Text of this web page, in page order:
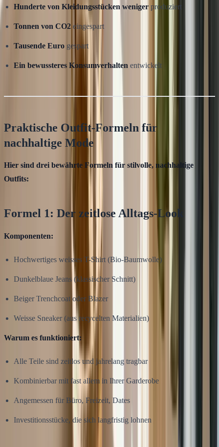
Hunderte von Kleidungsstücken weniger produziert
Tonnen von CO2 eingespart
Tausende Euro gespart
Ein bewussteres Konsumverhalten entwickelt
Praktische Outfit-Formeln für
nachhaltige Mode
Hier sind drei bewährte Formeln für stilvolle, nachhaltige
Outfits:
Formel 1: Der zeitlose Alltags-Look
Komponenten:
Hochwertiges weisses T-Shirt (Bio-Baumwolle)
Dunkelblaue Jeans (klassischer Schnitt)
Beiger Trenchcoat oder Blazer
Weisse Sneaker (aus recycelten Materialien)
Warum es funktioniert:
Alle Teile sind zeitlos und jahrelang tragbar
Kombinierbar mit fast allem in Ihrer Garderobe
Angemessen für Büro, Freizeit, Dates
Investitionsstücke, die sich langfristig lohnen